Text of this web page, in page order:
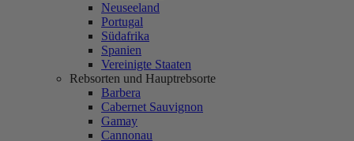
Neuseeland
Portugal
Südafrika
Spanien
Vereinigte Staaten
Rebsorten und Hauptrebsorte
Barbera
Cabernet Sauvignon
Gamay
Cannonau